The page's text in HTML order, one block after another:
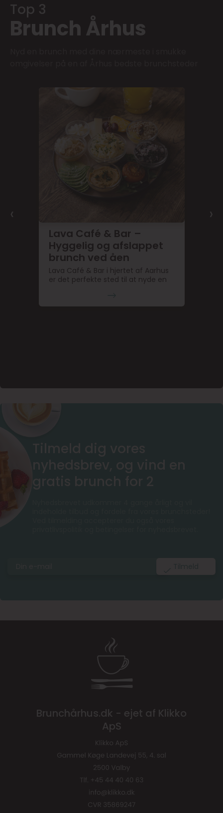
Top 3
Brunch Århus
Lava Café & Bar –
Hyggelig og afslappet
brunch ved åen
Lava Café & Bar i hjertet af Aarhus
er det perfekte sted til at nyde en
‹ ›
Brunchårhus.dk - ejet af Klikko
ApS